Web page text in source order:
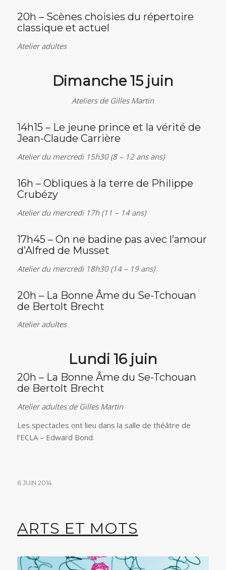
20h – Scènes choisies du répertoire
classique et actuel
Atelier adultes
Dimanche 15 juin
Ateliers de Gilles Martin
14h15 – Le jeune prince et la vérité de
Jean-Claude Carrière
Atelier du mercredi 15h30 (8 – 12 ans ans)
16h – Obliques à la terre de Philippe
Crubézy
Atelier du mercredi 17h (11 – 14 ans)
17h45 – On ne badine pas avec l’amour
d’Alfred de Musset
Atelier du mercredi 18h30 (14 – 19 ans)
20h – La Bonne Âme du Se-Tchouan
de Bertolt Brecht
Atelier adultes
Lundi 16 juin
20h – La Bonne Âme du Se-Tchouan
de Bertolt Brecht
Atelier adultes de Gilles Martin
Les spectacles ont lieu dans la salle de théâtre de
l’ECLA – Edward Bond.
6 JUIN 2014
ARTS ET MOTS